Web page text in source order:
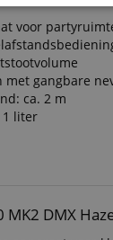
voor
met gangbare
ca. 2 m
1 liter
MK2 DMX